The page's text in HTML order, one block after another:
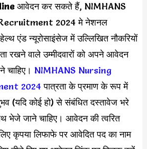
आवेदन कर सकते हैं, NIMHANS
2024 मे नेशनल
एंड न्यूरोसाइंसेज में उल्लिखित नौकरियों
रखने वाले उम्मीदवारों को अपने आवेदन
चाहिए। NIMHANS Nursing
2024 पात्रता के प्रमाण के रूप में
(यदि कोई हो) से संबंधित दस्तावेज भरे
भेजे जाने चाहिए। आवेदन की त्वरित
कृपया लिफाफे पर आवेदित पद का नाम